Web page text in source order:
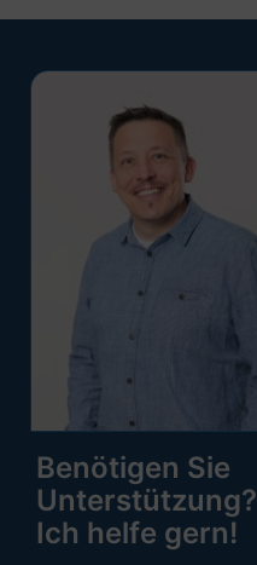
Benötigen Sie
Unterstützung?
Ich helfe gern!